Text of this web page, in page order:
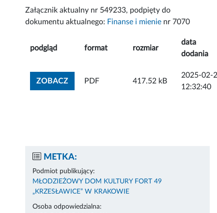
Załącznik aktualny nr 549233, podpięty do
dokumentu aktualnego: Finanse i mienie nr 7070
podgląd format rozmiar
data
dodania
ZOBACZZOBACZ ZAŁĄCZNIK
PDF 417.52 kB
2025-02-
12:32:40
METKA:
Podmiot publikujący:
MŁODZIEŻOWY DOM KULTURY FORT 49
„KRZESŁAWICE” W KRAKOWIE
Osoba odpowiedzialna: